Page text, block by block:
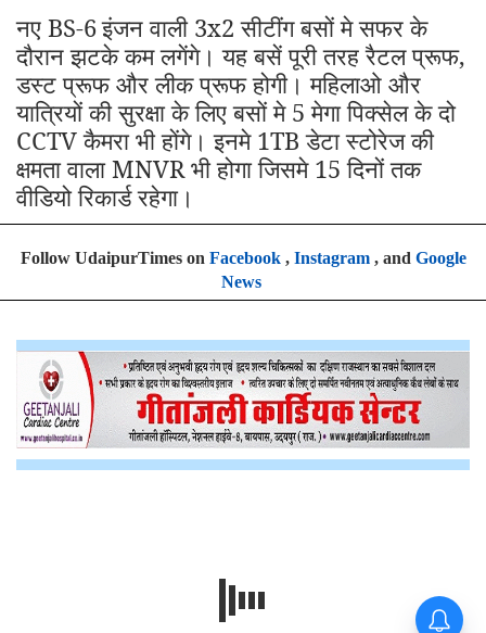
नए BS-6इंजन वाली 3x2 सीटींग बसों मे सफर के
दौरान झटके कम लगेंगे। यह बसें पूरी तरह रैटल प्रूफ,
डस्ट प्रूफ और लीक प्रूफ होगी। महिलाओ और
यात्रियों की सुरक्षा के लिए बसों मे 5 मेगा पिक्सेल के दो
CCTV कैमरा भी होंगे। इनमे 1TB डेटा स्टोरेज की
क्षमता वाला MNVR भी होगा जिसमे 15 दिनों तक
वीडियो रिकार्ड रहेगा।
Follow UdaipurTimes on Facebook, Instagram, and Google
News